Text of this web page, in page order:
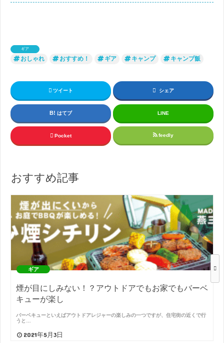
ギア
おしゃれ おすすめ！ ギア キャンプ キャンプ飯
ツイート シェア
はてブ LINE
Pocket feedly
おすすめ記事
ギア
煙が目にしみない！？アウトドアでもお家でもバーベ
キューが楽し
バーベキューといえばアウトドアレジャーの楽しみの一つですが、住宅街の近くで行
うと…
2021年5月3日